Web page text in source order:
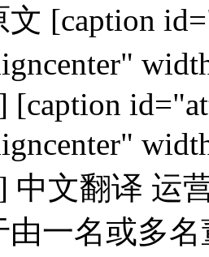
[caption
[caption
中文翻译 运
由一名或多